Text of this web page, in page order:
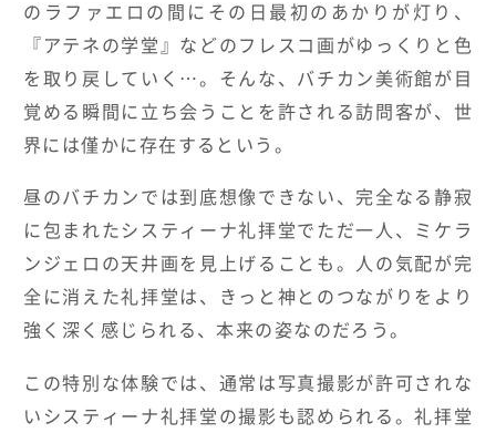
のラファエロの間にその日最初のあかりが灯り、
『アテネの学堂』などのフレスコ画がゆっくりと色
を取り戻していく…。そんな、バチカン美術館が目
覚める瞬間に立ち会うことを許される訪問客が、世
界には僅かに存在するという。
昼のバチカンでは到底想像できない、完全なる静寂
に包まれたシスティーナ礼拝堂でただ一人、ミケラ
ンジェロの天井画を見上げることも。人の気配が完
全に消えた礼拝堂は、きっと神とのつながりをより
強く深く感じられる、本来の姿なのだろう。
この特別な体験では、通常は写真撮影が許可されな
いシスティーナ礼拝堂の撮影も認められる。礼拝堂